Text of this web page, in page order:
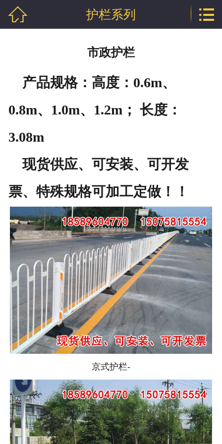
行业资讯
技术文章
联系我们
 护栏系列 
市政护栏
产品规格：高度：0.6m、
0.8m、1.0m、1.2m； 长度：
3.08m
现货供应、可安装、可开发
票、特殊规格可加工定做！！
京式护栏-